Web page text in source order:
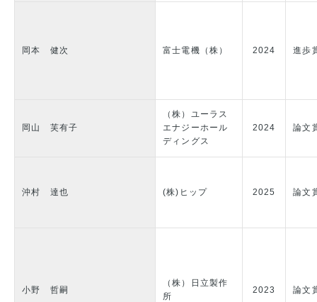
岡本 健次 富士電機（株） 2024 進歩
岡山 芙有子
（株）ユーラス
エナジーホール
ディングス
2024 論文
沖村 達也 (株)ヒップ 2025 論文
小野 哲嗣
（株）日立製作
所
2023 論文